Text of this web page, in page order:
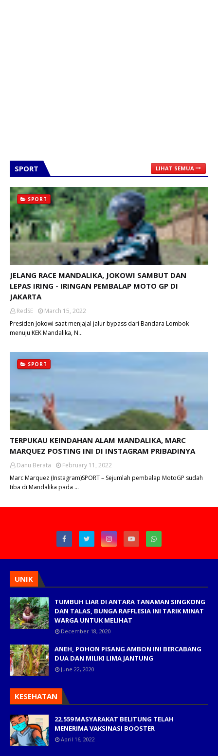
SPORT LIHAT SEMUA
SPORT
JELANG RACE MANDALIKA, JOKOWI SAMBUT DAN
LEPAS IRING - IRINGAN PEMBALAP MOTO GP DI
JAKARTA
RedSE
March 15, 2022
Presiden Jokowi saat menjajal jalur bypass dari Bandara Lombok
menuju KEK Mandalika, N…
SPORT
TERPUKAU KEINDAHAN ALAM MANDALIKA, MARC
MARQUEZ POSTING INI DI INSTAGRAM PRIBADINYA
Danu Berata
February 11, 2022
Marc Marquez (Instagram)SPORT – Sejumlah pembalap MotoGP sudah
tiba di Mandalika pada …
UNIK
TUMBUH LIAR DI ANTARA TANAMAN SINGKONG
DAN TALAS, BUNGA RAFFLESIA INI TARIK MINAT
WARGA UNTUK MELIHAT
December 18, 2020
ANEH, POHON PISANG AMBON INI BERCABANG
DUA DAN MILIKI LIMA JANTUNG
June 22, 2020
KESEHATAN
22.559 MASYARAKAT BELITUNG TELAH
MENERIMA VAKSINASI BOOSTER
April 16, 2022